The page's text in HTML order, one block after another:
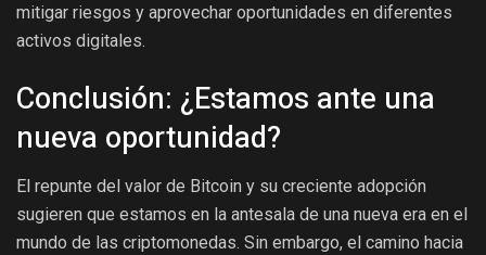
mitigar riesgos y aprovechar oportunidades en diferentes
activos digitales.
Conclusión: ¿Estamos ante una
nueva oportunidad?
El repunte del valor de Bitcoin y su creciente adopción
sugieren que estamos en la antesala de una nueva era en el
mundo de las criptomonedas. Sin embargo, el camino hacia